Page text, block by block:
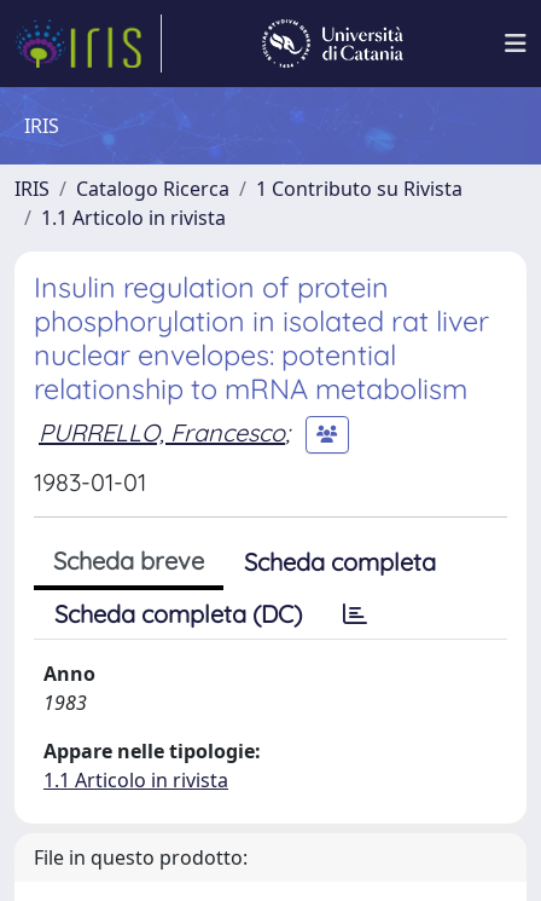
IRIS
IRIS Catalogo Ricerca
1 Contributo su Rivista
1.1 Articolo in rivista
Insulin regulation of protein
phosphorylation in isolated rat liver
nuclear envelopes: potential
relationship to mRNA metabolism
PURRELLO, Francesco;
1983-01-01
Scheda breve
Scheda completa
Scheda completa (DC)
Anno
1983
Appare nelle tipologie:
1.1 Articolo in rivista
File in questo prodotto: